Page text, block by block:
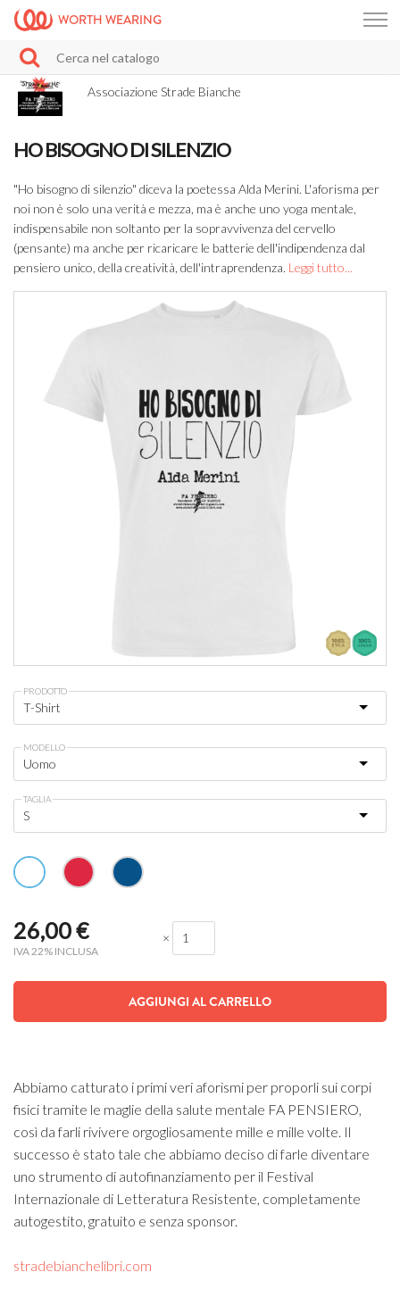
WORTH WEARING
Associazione Strade Bianche
HO BISOGNO DI SILENZIO
"Ho bisogno di silenzio" diceva la poetessa Alda Merini. L'aforisma per
noi non è solo una verità e mezza, ma è anche uno yoga mentale,
indispensabile non soltanto per la sopravvivenza del cervello
(pensante) ma anche per ricaricare le batterie dell'indipendenza dal
pensiero unico, della creatività, dell'intraprendenza. Leggi tutto...
PRODOTTO
MODELLO
TAGLIA
26,00€
IVA 22% INCLUSA
×
AGGIUNGI AL CARRELLO
Abbiamo catturato i primi veri aforismi per proporli sui corpi
fisici tramite le maglie della salute mentale FA PENSIERO,
così da farli rivivere orgogliosamente mille e mille volte. Il
successo è stato tale che abbiamo deciso di farle diventare
uno strumento di autofinanziamento per il Festival
Internazionale di Letteratura Resistente, completamente
autogestito, gratuito e senza sponsor.
stradebianchelibri.com